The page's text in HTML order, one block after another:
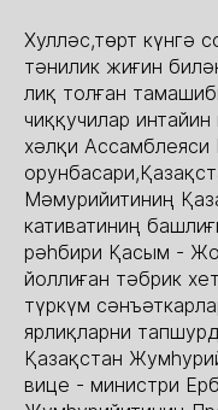
Хулләс,төрт күнгә
тәнилик жиғин
лиқ толған
чиққучилар
хәлқи Ассамблеяси
Мәмурийитиниң
кативатиниң
рәһбири Қасым -
йоллиған тәбрик
түркүм
ярлиқларни
Қазақстан
вице - министри